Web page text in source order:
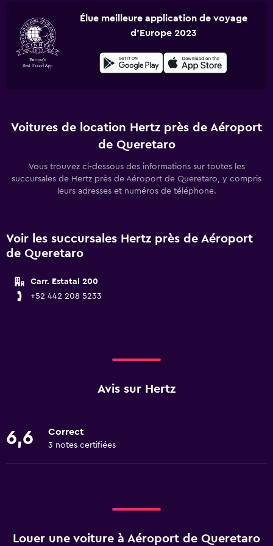
Élue meilleure application de voyage
d'Europe 2023
Voitures de location Hertz près de Aéroport
de Queretaro
Vous trouvez ci-dessous des informations sur toutes les
succursales de Hertz près de Aéroport de Queretaro, y compris
leurs adresses et numéros de téléphone.
Voir les succursales Hertz près de Aéroport
de Queretaro
Carr. Estatal 200
+52 442 208 5233
Avis sur Hertz
6,6 Correct
3 notes certifiées
Louer une voiture à Aéroport de Queretaro